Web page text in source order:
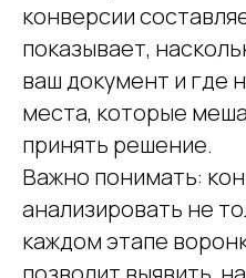
конверсии
показывает,
ваш документ и где
места, которые
принять решение.
Важно понимать:
анализировать не
каждом этапе